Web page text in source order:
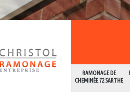
RAMONAGE DE
CHEMINÉE 72 SARTHE